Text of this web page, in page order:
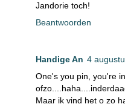
Jandorie toch!
Beantwoorden
Handige An 4
One's you pin, you're
Maar ik vind het o zo